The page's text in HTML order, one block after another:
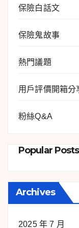
保險白話文
保險鬼故事
熱門議題
用戶評價開箱分
粉絲Q&A
Popular Posts
Archives
2025 年 7 月